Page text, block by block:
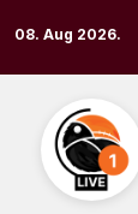
to
content
08. Aug 2026.